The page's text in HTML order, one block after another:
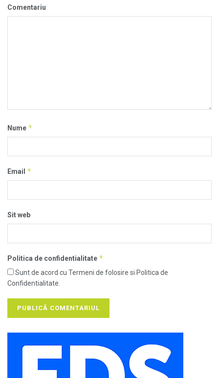
Comentariu
Nume *
Email *
Sit web
Politica de confidentialitate *
Sunt de acord cu Termeni de folosire si Politica de
Confidentialitate.